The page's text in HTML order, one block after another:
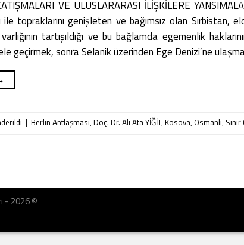
VE ULUSLARARASI İLİŞKİLERE
topraklarını genişleten ve bağımsız olan Sırbistan,
tartışıldığı ve bu bağlamda egemenlik
geçirmek, sonra Selanik üzerinden Ege Denizi’ne
| Berlin Antlaşması, Doç. Dr. Ali Ata YİĞİT, Kosova, Osmanlı,
- 2026 ©